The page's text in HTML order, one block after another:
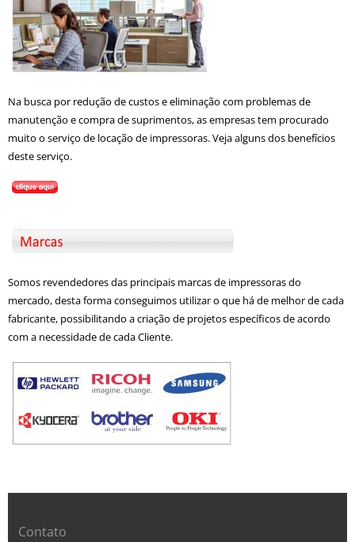
Na busca por redução de custos e eliminação com problemas de
manutenção e compra de suprimentos, as empresas tem procurado
muito o serviço de locação de impressoras. Veja alguns dos benefícios
deste serviço.
Somos revendedores das principais marcas de impressoras do
mercado, desta forma conseguimos utilizar o que há de melhor de cada
fabricante, possibilitando a criação de projetos específicos de acordo
com a necessidade de cada Cliente.
Contato